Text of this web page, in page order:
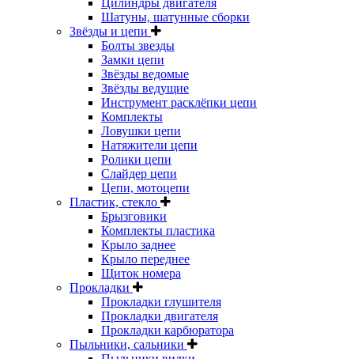
Цилиндры двигателя
Шатуны, шатунные сборки
Звёзды и цепи
Болты звезды
Замки цепи
Звёзды ведомые
Звёзды ведущие
Инструмент расклёпки цепи
Комплекты
Ловушки цепи
Натяжители цепи
Ролики цепи
Слайдер цепи
Цепи, мотоцепи
Пластик, стекло
Брызговики
Комплекты пластика
Крыло заднее
Крыло переднее
Щиток номера
Прокладки
Прокладки глушителя
Прокладки двигателя
Прокладки карбюратора
Пыльники, сальники